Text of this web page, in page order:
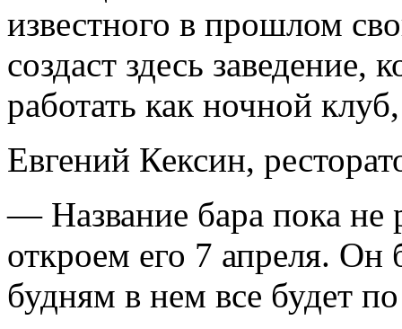
известного в прошлом
создаст здесь заведение,
работать как ночной
Евгений Кексин,
— Название бара пока не
откроем его 7 апреля. Он
будням в нем все будет